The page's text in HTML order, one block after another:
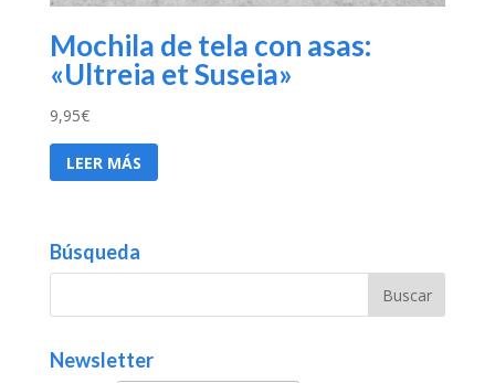
Mochila de tela con asas:
«Ultreia et Suseia»
9,95€
LEER MÁS
Búsqueda
Newsletter